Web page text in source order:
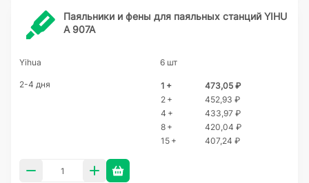
Паяльники и фены для паяльных станций YIHU
A 907A
Yihua 6 шт
2-4 дня 1 +
473,05 ₽
2 +
452,93 ₽
4 +
433,97 ₽
8 +
420,04 ₽
15 +
407,24 ₽